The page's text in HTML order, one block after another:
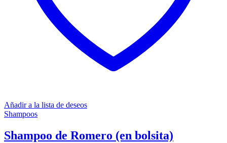
Añadir a la lista de deseos
Shampoos
Shampoo de Romero (en bolsita)